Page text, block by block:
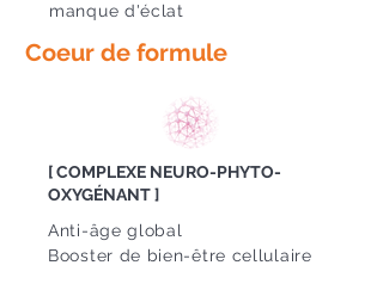
manque d'éclat
Coeur de formule
[ COMPLEXE NEURO-PHYTO-
OXYGÉNANT ]
Anti-âge global
Booster de bien-être cellulaire